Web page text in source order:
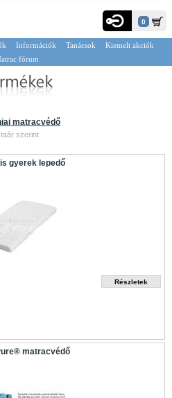
0
Információk Tanácsok
Kiemelt akciók
fórum
matracvédő
szerint
gyerek lepedő
matracvédő